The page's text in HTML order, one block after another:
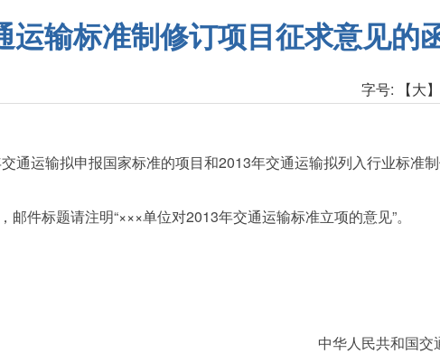
运输标准制修订项目征求意见的
字号: 【大】
运输拟申报国家标准的项目和2013年交通运输拟列入行业标准
，邮件标题请注明“×××单位对2013年交通运输标准立项的意见”。
中华人民共和国交